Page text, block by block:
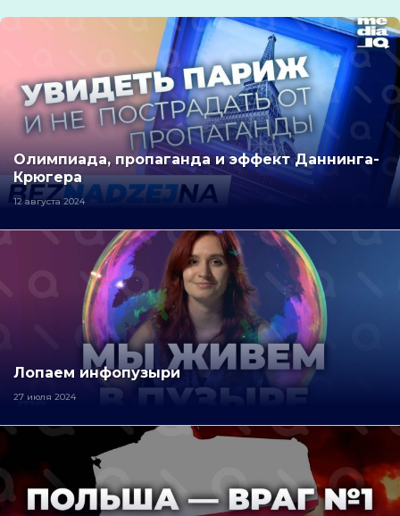
Олимпиада, пропаганда и эффект Даннинга-
Крюгера
12 августа 2024
Лопаем инфопузыри
27 июля 2024